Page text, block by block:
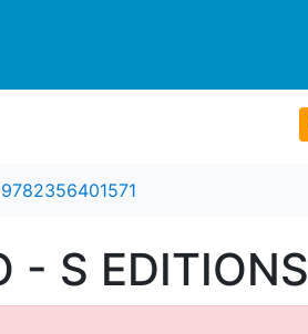
9782356401571
S EDITIONS